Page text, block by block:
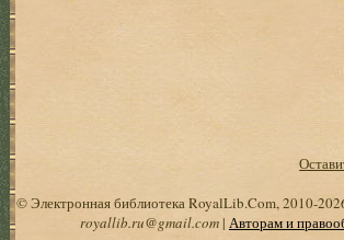
© Электронная библиотека RoyalLib.Com, 2010-
royallib.ru@gmail.com| Авторам и